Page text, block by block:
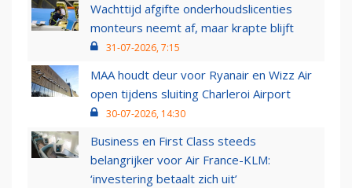
Wachttijd afgifte onderhoudslicenties
monteurs neemt af, maar krapte blijft
31-07-2026, 7:15
MAA houdt deur voor Ryanair en Wizz Air
open tijdens sluiting Charleroi Airport
30-07-2026, 14:30
Business en First Class steeds
belangrijker voor Air France-KLM:
‘investering betaalt zich uit’